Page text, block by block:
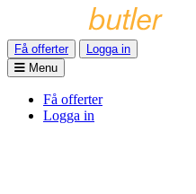
Få offerter
Logga in
Menu
Få offerter
Logga in